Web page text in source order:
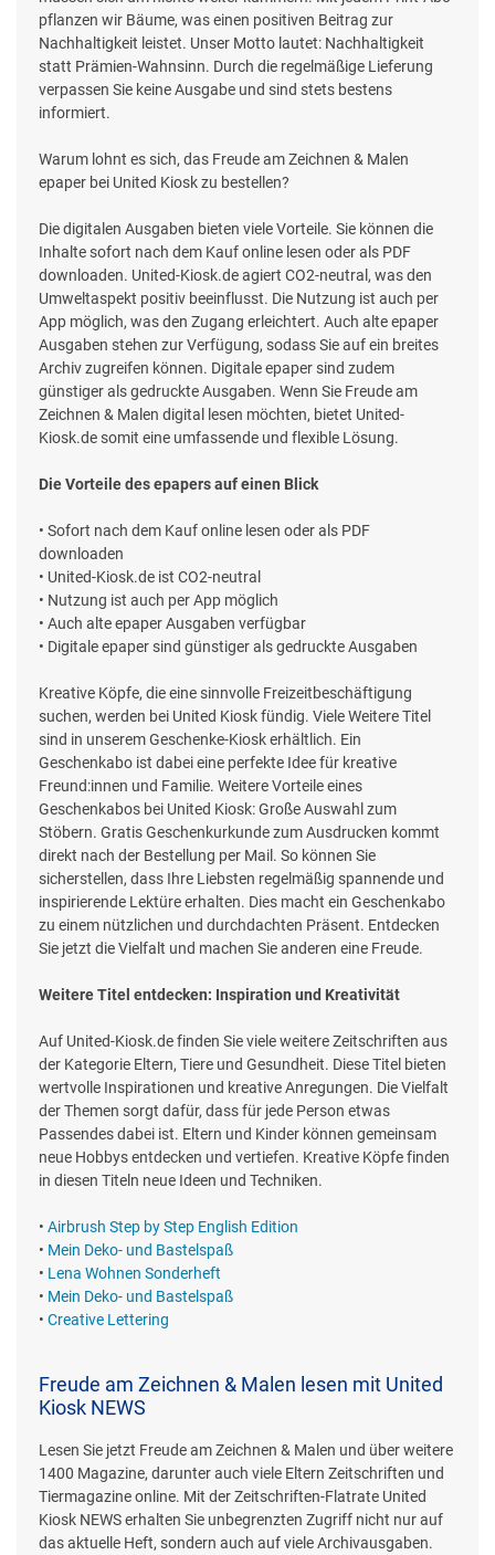
pflanzen wir Bäume, was einen positiven Beitrag zur
Nachhaltigkeit leistet. Unser Motto lautet: Nachhaltigkeit
statt Prämien-Wahnsinn. Durch die regelmäßige Lieferung
verpassen Sie keine Ausgabe und sind stets bestens
informiert.
Warum lohnt es sich, das Freude am Zeichnen & Malen
epaper bei United Kiosk zu bestellen?
Die digitalen Ausgaben bieten viele Vorteile. Sie können die
Inhalte sofort nach dem Kauf online lesen oder als PDF
downloaden. United-Kiosk.de agiert CO2-neutral, was den
Umweltaspekt positiv beeinflusst. Die Nutzung ist auch per
App möglich, was den Zugang erleichtert. Auch alte epaper
Ausgaben stehen zur Verfügung, sodass Sie auf ein breites
Archiv zugreifen können. Digitale epaper sind zudem
günstiger als gedruckte Ausgaben. Wenn Sie Freude am
Zeichnen & Malen digital lesen möchten, bietet United-
Kiosk.de somit eine umfassende und flexible Lösung.
Die Vorteile des epapers auf einen Blick
• Sofort nach dem Kauf online lesen oder als PDF
downloaden
• United-Kiosk.de ist CO2-neutral
• Nutzung ist auch per App möglich
• Auch alte epaper Ausgaben verfügbar
• Digitale epaper sind günstiger als gedruckte Ausgaben
Kreative Köpfe, die eine sinnvolle Freizeitbeschäftigung
suchen, werden bei United Kiosk fündig. Viele Weitere Titel
sind in unserem Geschenke-Kiosk erhältlich. Ein
Geschenkabo ist dabei eine perfekte Idee für kreative
Freund:innen und Familie. Weitere Vorteile eines
Geschenkabos bei United Kiosk: Große Auswahl zum
Stöbern. Gratis Geschenkurkunde zum Ausdrucken kommt
direkt nach der Bestellung per Mail. So können Sie
sicherstellen, dass Ihre Liebsten regelmäßig spannende und
inspirierende Lektüre erhalten. Dies macht ein Geschenkabo
zu einem nützlichen und durchdachten Präsent. Entdecken
Sie jetzt die Vielfalt und machen Sie anderen eine Freude.
Weitere Titel entdecken: Inspiration und Kreativität
Auf United-Kiosk.de finden Sie viele weitere Zeitschriften aus
der Kategorie Eltern, Tiere und Gesundheit. Diese Titel bieten
wertvolle Inspirationen und kreative Anregungen. Die Vielfalt
der Themen sorgt dafür, dass für jede Person etwas
Passendes dabei ist. Eltern und Kinder können gemeinsam
neue Hobbys entdecken und vertiefen. Kreative Köpfe finden
in diesen Titeln neue Ideen und Techniken.
• Airbrush Step by Step English Edition
• Mein Deko- und Bastelspaß
• Lena Wohnen Sonderheft
• Mein Deko- und Bastelspaß
• Creative Lettering
Freude am Zeichnen & Malen lesen mit United
Kiosk NEWS
Lesen Sie jetzt Freude am Zeichnen & Malen und über weitere
1400 Magazine, darunter auch viele Eltern Zeitschriften und
Tiermagazine online. Mit der Zeitschriften-Flatrate United
Kiosk NEWS erhalten Sie unbegrenzten Zugriff nicht nur auf
das aktuelle Heft, sondern auch auf viele Archivausgaben.